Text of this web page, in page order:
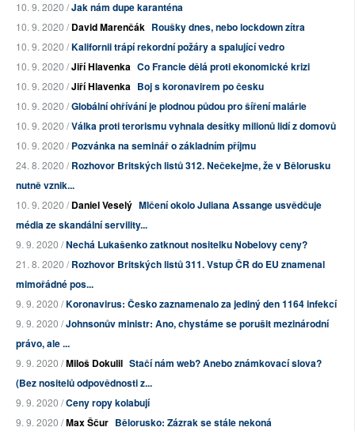
10. 9. 2020 /Jak nám dupe karanténa
10. 9. 2020 /David Marenčák Roušky dnes, nebo lockdown zítra
10. 9. 2020 /Kalifornii trápí rekordní požáry a spalující vedro
10. 9. 2020 /Jiří Hlavenka Co Francie dělá proti ekonomické krizi
10. 9. 2020 /Jiří Hlavenka Boj s koronavirem po česku
10. 9. 2020 /Globální ohřívání je plodnou půdou pro šíření malárie
10. 9. 2020 /Válka proti terorismu vyhnala desítky milionů lidí z domovů
10. 9. 2020 /Pozvánka na seminář o základním příjmu
24. 8. 2020 /Rozhovor Britských listů 312. Nečekejme, že v Bělorusku
nutně vznik...
10. 9. 2020 /Daniel Veselý Mlčení okolo Juliana Assange usvědčuje
média ze skandální servility...
9. 9. 2020 /Nechá Lukašenko zatknout nositelku Nobelovy ceny?
21. 8. 2020 /Rozhovor Britských listů 311. Vstup ČR do EU znamenal
mimořádné pos...
9. 9. 2020 /Koronavirus: Česko zaznamenalo za jediný den 1164 infekcí
9. 9. 2020 /Johnsonův ministr: Ano, chystáme se porušit mezinárodní
právo, ale ...
9. 9. 2020 /Miloš Dokulil Stačí nám web? Anebo známkovací slova?
(Bez nositelů odpovědnosti z...
9. 9. 2020 /Ceny ropy kolabují
9. 9. 2020 /Max Ščur Bělorusko: Zázrak se stále nekoná